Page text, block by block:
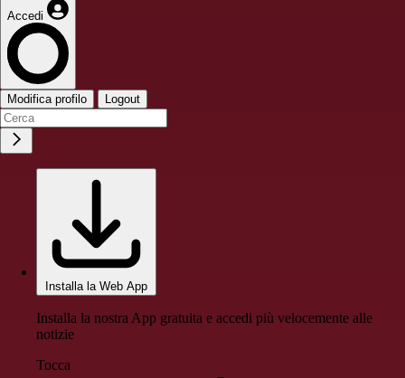
Accedi
Modifica profilo Logout
Installa la Web App
Installa la nostra App gratuita e accedi più velocemente alle
notizie
Tocca